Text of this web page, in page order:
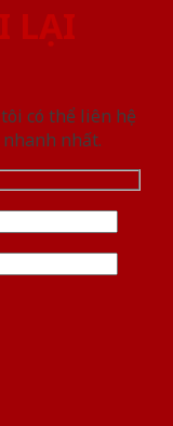
LẠI
có thể liên hệ
nhất.